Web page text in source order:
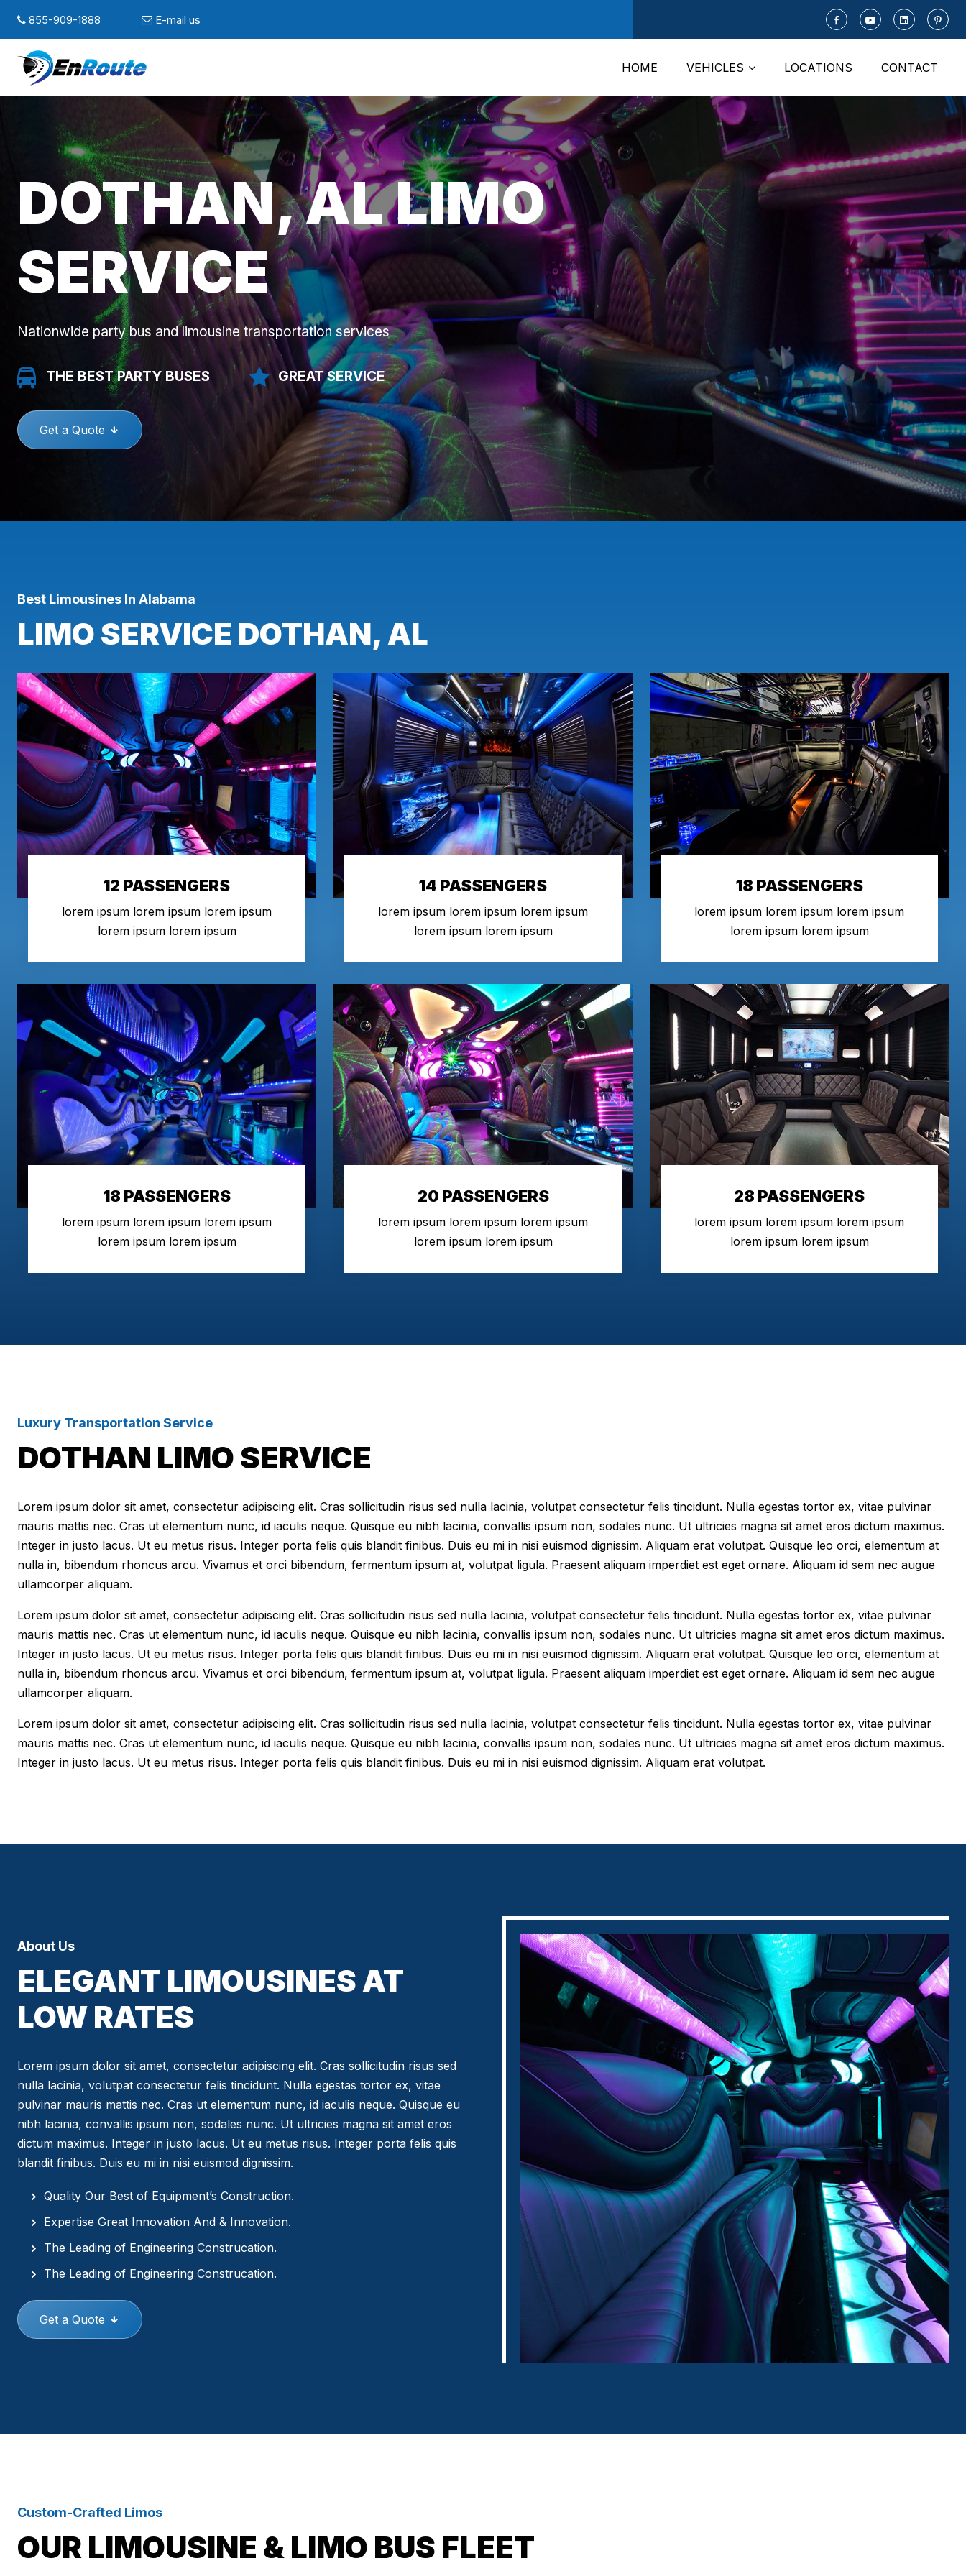
855-909-1888 E-mail us
HOME VEHICLES LOCATIONS CONTACT
DOTHAN, AL LIMO
SERVICE
Nationwide party bus and limousine transportation services
THE BEST PARTY BUSES GREAT SERVICE
Get a Quote
Best Limousines In Alabama
LIMO SERVICE DOTHAN, AL
12 PASSENGERS
lorem ipsum lorem ipsum lorem ipsum
lorem ipsum lorem ipsum
14 PASSENGERS
lorem ipsum lorem ipsum lorem ipsum
lorem ipsum lorem ipsum
18 PASSENGERS
lorem ipsum lorem ipsum lorem ipsum
lorem ipsum lorem ipsum
18 PASSENGERS
lorem ipsum lorem ipsum lorem ipsum
lorem ipsum lorem ipsum
20 PASSENGERS
lorem ipsum lorem ipsum lorem ipsum
lorem ipsum lorem ipsum
28 PASSENGERS
lorem ipsum lorem ipsum lorem ipsum
lorem ipsum lorem ipsum
Luxury Transportation Service
DOTHAN LIMO SERVICE
Lorem ipsum dolor sit amet, consectetur adipiscing elit. Cras sollicitudin risus sed nulla lacinia, volutpat consectetur felis tincidunt. Nulla egestas tortor ex, vitae pulvinar
mauris mattis nec. Cras ut elementum nunc, id iaculis neque. Quisque eu nibh lacinia, convallis ipsum non, sodales nunc. Ut ultricies magna sit amet eros dictum maximus.
Integer in justo lacus. Ut eu metus risus. Integer porta felis quis blandit finibus. Duis eu mi in nisi euismod dignissim. Aliquam erat volutpat. Quisque leo orci, elementum at
nulla in, bibendum rhoncus arcu. Vivamus et orci bibendum, fermentum ipsum at, volutpat ligula. Praesent aliquam imperdiet est eget ornare. Aliquam id sem nec augue
ullamcorper aliquam.
Lorem ipsum dolor sit amet, consectetur adipiscing elit. Cras sollicitudin risus sed nulla lacinia, volutpat consectetur felis tincidunt. Nulla egestas tortor ex, vitae pulvinar
mauris mattis nec. Cras ut elementum nunc, id iaculis neque. Quisque eu nibh lacinia, convallis ipsum non, sodales nunc. Ut ultricies magna sit amet eros dictum maximus.
Integer in justo lacus. Ut eu metus risus. Integer porta felis quis blandit finibus. Duis eu mi in nisi euismod dignissim. Aliquam erat volutpat. Quisque leo orci, elementum at
nulla in, bibendum rhoncus arcu. Vivamus et orci bibendum, fermentum ipsum at, volutpat ligula. Praesent aliquam imperdiet est eget ornare. Aliquam id sem nec augue
ullamcorper aliquam.
Lorem ipsum dolor sit amet, consectetur adipiscing elit. Cras sollicitudin risus sed nulla lacinia, volutpat consectetur felis tincidunt. Nulla egestas tortor ex, vitae pulvinar
mauris mattis nec. Cras ut elementum nunc, id iaculis neque. Quisque eu nibh lacinia, convallis ipsum non, sodales nunc. Ut ultricies magna sit amet eros dictum maximus.
Integer in justo lacus. Ut eu metus risus. Integer porta felis quis blandit finibus. Duis eu mi in nisi euismod dignissim. Aliquam erat volutpat.
About Us
ELEGANT LIMOUSINES AT
LOW RATES
Lorem ipsum dolor sit amet, consectetur adipiscing elit. Cras sollicitudin risus sed
nulla lacinia, volutpat consectetur felis tincidunt. Nulla egestas tortor ex, vitae
pulvinar mauris mattis nec. Cras ut elementum nunc, id iaculis neque. Quisque eu
nibh lacinia, convallis ipsum non, sodales nunc. Ut ultricies magna sit amet eros
dictum maximus. Integer in justo lacus. Ut eu metus risus. Integer porta felis quis
blandit finibus. Duis eu mi in nisi euismod dignissim.
Quality Our Best of Equipment’s Construction.
Expertise Great Innovation And & Innovation.
The Leading of Engineering Construcation.
The Leading of Engineering Construcation.
Get a Quote
Custom-Crafted Limos
OUR LIMOUSINE & LIMO BUS FLEET